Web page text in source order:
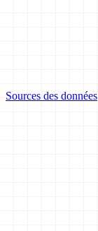
Sources des données